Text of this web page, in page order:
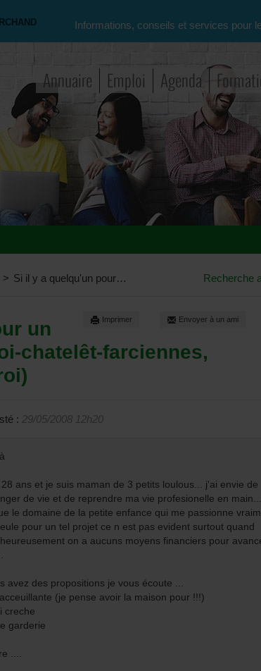
Informations, conseils et services pour
Annuaire Emploi Agenda
> Si il y a quelqu'un pour un projet region charleroi-chatelêt-farciennes, (region grand charleroi) Recherche
Imprimer Envoyer à un ami
un
chatelêt-farciennes,
: 29/05/2008 12h20
ans et je suis maman de 3 petits loulous... j'ai envie de
de vie et de reprendre ma vie profesionelle en
le domaine de la petite enfance qui me passionne
pour un tel projet ce n est pas evident surtout quand
on a aucuns moyens financiers pour
avez des propositions je vous écoute ...
(je pense avoir la maison pour !!!)
creche
garderie
....